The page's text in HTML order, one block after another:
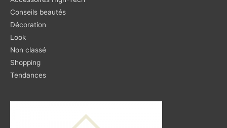
Conseils beautés
Décoration
Look
Non classé
Shopping
Tendances